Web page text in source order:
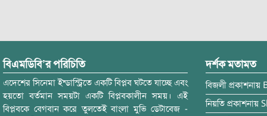
বিএমডিবি’র পরিচিতি
এদেশের সিনেমা ইন্ডাস্ট্রিতে একটি বিপ্লব ঘটতে যাচ্ছে এবং
হয়তো বর্তমান সময়টা একটি বিপ্লবকালীন সময়। এই
বিপ্লবকে বেগবান করে তুলতেই বাংলা মুভি ডেটাবেজ -
দর্শক মতামত
বিজলী প্রকাশনায়
নিয়তি প্রকাশনায়